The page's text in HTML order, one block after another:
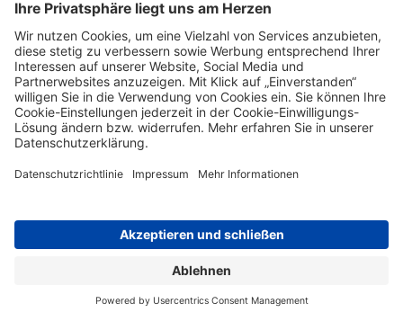
MEHR ERFAHREN